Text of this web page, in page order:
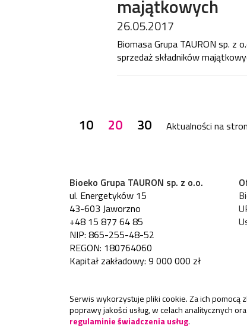
majątkowych
26.05.2017
Biomasa Grupa TAURON sp. z
sprzedaż składników
10 20 30 Aktualności na
Bioeko Grupa TAURON sp. z o.o.
ul. Energetyków 15
43-603 Jaworzno
+48 15 877 64 85
NIP: 865-255-48-52
REGON: 180764060
Kapitał zakładowy: 9 000 000 zł
Serwis wykorzystuje pliki cookie. Za ich
poprawy jakości usług, w celach analitycznych
regulaminie świadczenia usług.